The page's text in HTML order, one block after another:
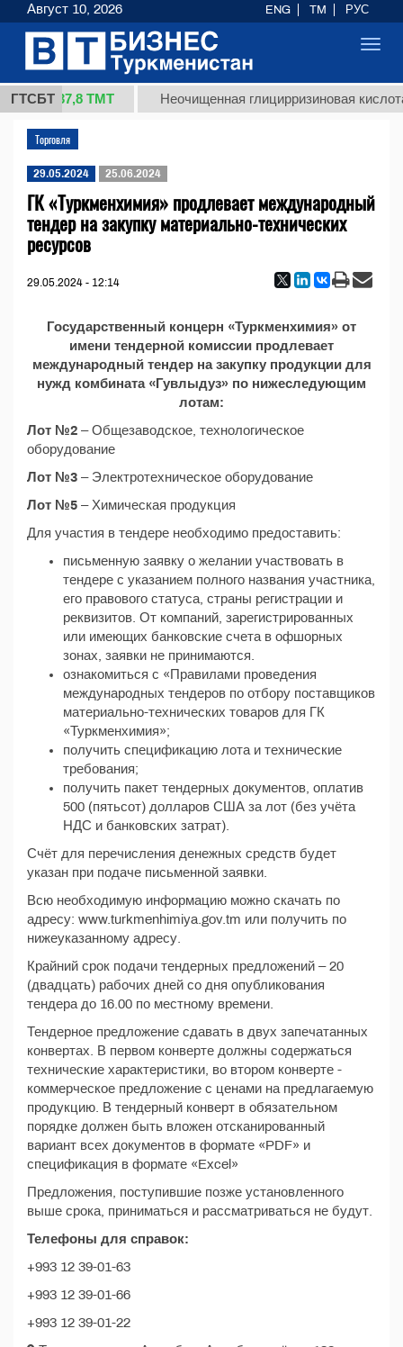
ГТСБТ
(кг.) 37,8 ТМТ Неочищенная глицирризиновая
Торговля
29.05.2024 25.06.2024
ГК «Туркменхимия» продлевает международный
тендер на закупку материально-технических
ресурсов
29.05.2024 - 12:14
Государственный концерн «Туркменхимия» от
имени тендерной комиссии продлевает
международный тендер на закупку продукции для
нужд комбината «Гувлыдуз» по нижеследующим
лотам:
Лот №2 – Общезаводское, технологическое
оборудование
Лот №3 – Электротехническое оборудование
Лот №5 – Химическая продукция
Для участия в тендере необходимо предоставить:
письменную заявку о желании участвовать в
тендере с указанием полного названия участника,
его правового статуса, страны регистрации и
реквизитов. От компаний, зарегистрированных
или имеющих банковские счета в офшорных
зонах, заявки не принимаются.
ознакомиться с «Правилами проведения
международных тендеров по отбору поставщиков
материально-технических товаров для ГК
«Туркменхимия»;
получить спецификацию лота и технические
требования;
получить пакет тендерных документов, оплатив
500 (пятьсот) долларов США за лот (без учёта
НДС и банковских затрат).
Счёт для перечисления денежных средств будет
указан при подаче письменной заявки.
Всю необходимую информацию можно скачать по
адресу: www.turkmenhimiya.gov.tm или получить по
нижеуказанному адресу.
Крайний срок подачи тендерных предложений – 20
(двадцать) рабочих дней со дня опубликования
тендера до 16.00 по местному времени.
Тендерное предложение сдавать в двух запечатанных
конвертах. В первом конверте должны содержаться
технические характеристики, во втором конверте -
коммерческое предложение с ценами на предлагаемую
продукцию. В тендерный конверт в обязательном
порядке должен быть вложен отсканированный
вариант всех документов в формате «PDF» и
спецификация в формате «Excel»
Предложения, поступившие позже установленного
выше срока, приниматься и рассматриваться не будут.
Телефоны для справок:
+993 12 39-01-63
+993 12 39-01-66
+993 12 39-01-22
Август 10, 2026 ENG TM РУС